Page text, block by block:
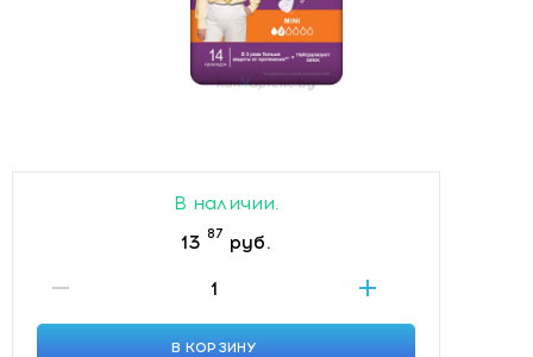
В наличии.
13 87 руб.
В КОРЗИНУ